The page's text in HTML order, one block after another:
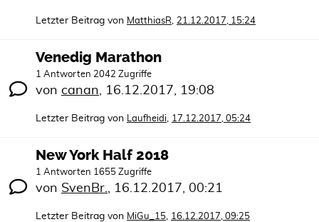
Letzter Beitrag von MatthiasR 21.12.2017, 15:24
Venedig Marathon
1 Antworten 2042 Zugriffe
von canan 16.12.2017, 19:08
Letzter Beitrag von Laufheidi 17.12.2017, 05:24
New York Half 2018
1 Antworten 1655 Zugriffe
von SvenBr. 16.12.2017, 00:21
Letzter Beitrag von MiGu_15 16.12.2017, 09:25